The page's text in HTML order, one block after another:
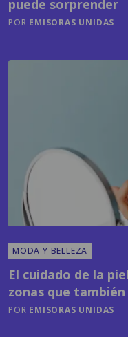
puede sorprender
POR EMISORAS UNIDAS
MODA Y BELLEZA
El cuidado de la
zonas que
POR EMISORAS UNIDAS